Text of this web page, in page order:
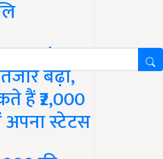
Update:
बढ़ा,
हैं ₹2,000
स्टेटस